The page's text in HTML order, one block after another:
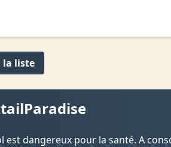
la liste
est dangereux pour la santé. A